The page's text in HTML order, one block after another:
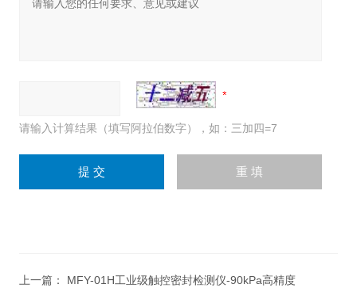
请输入计算结果（填写阿拉伯数字），如：三加四=7
上一篇： MFY-01H工业级触控密封检测仪-90kPa高精度